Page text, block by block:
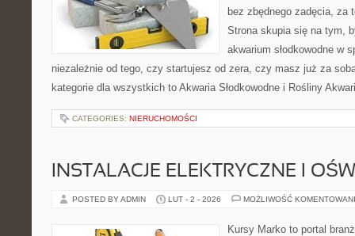
bez zbędnego zadęcia, za
Strona skupia się na tym,
akwarium słodkowodne w
niezależnie od tego, czy startujesz od zera, czy masz już za
kategorie dla wszystkich to Akwaria Słodkowodne i Rośliny
CATEGORIES: NIERUCHOMOŚCI
INSTALACJE ELEKTRYCZNE I
POSTED BY ADMIN LUT - 2 - 2026 MOŻLIWOŚĆ
Kursy Marko to portal